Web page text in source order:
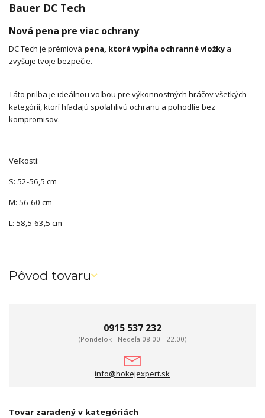
Bauer DC Tech
Nová pena pre viac ochrany
DC Tech je prémiová pena, ktorá vypĺňa ochranné vložky a
zvyšuje tvoje bezpečie.
Táto prilba je ideálnou voľbou pre výkonnostných hráčov všetkých
kategórií, ktorí hľadajú spoľahlivú ochranu a pohodlie bez
kompromisov.
Veľkosti:
S: 52-56,5 cm
M: 56-60 cm
L: 58,5-63,5 cm
Pôvod tovaru
0915 537 232
(Pondelok - Nedeľa 08.00 - 22.00)
info@hokejexpert.sk
Tovar zaradený v kategóriách